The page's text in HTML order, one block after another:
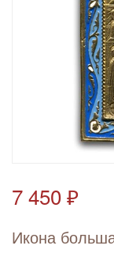
7 450 ₽
Икона